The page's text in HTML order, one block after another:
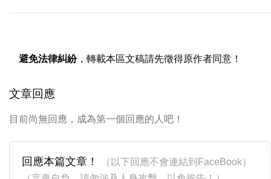
避免法律糾紛，轉載本區文稿請先徵得原作者同意！
文章回應
目前尚無回應，成為第一個回應的人吧！
回應本篇文章！
（以下回應不會連結到FaceBook）